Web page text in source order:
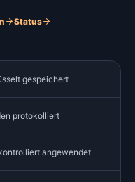
Status
gespeichert
protokolliert
angewendet